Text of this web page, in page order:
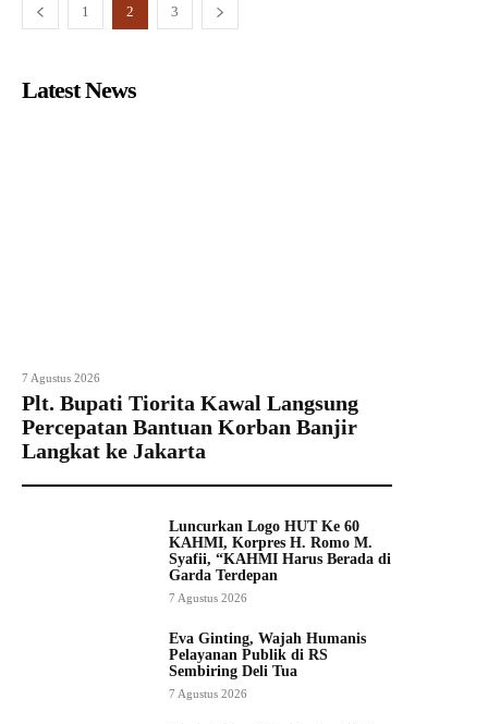
1 2 3
Latest News
7 Agustus 2026
Plt. Bupati Tiorita Kawal Langsung
Percepatan Bantuan Korban Banjir
Langkat ke Jakarta
Luncurkan Logo HUT Ke 60
KAHMI, Korpres H. Romo M.
Syafii, “KAHMI Harus Berada di
Garda Terdepan
7 Agustus 2026
Eva Ginting, Wajah Humanis
Pelayanan Publik di RS
Sembiring Deli Tua
7 Agustus 2026